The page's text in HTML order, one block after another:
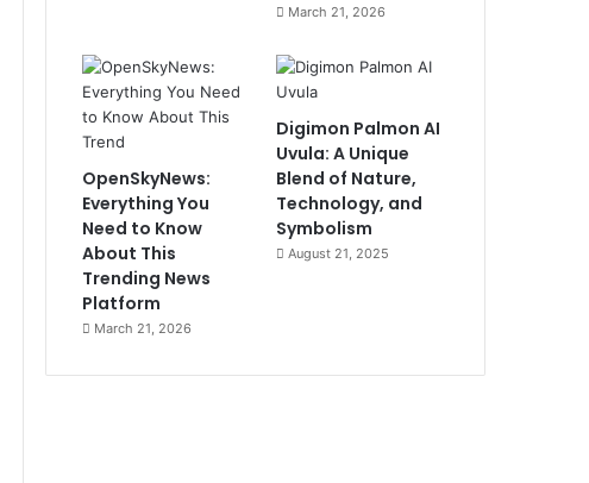
March 21, 2026
OpenSkyNews:
Everything You
Need to Know
About This
Trending News
Platform
March 21, 2026
Digimon Palmon AI
Uvula: A Unique
Blend of Nature,
Technology, and
Symbolism
August 21, 2025